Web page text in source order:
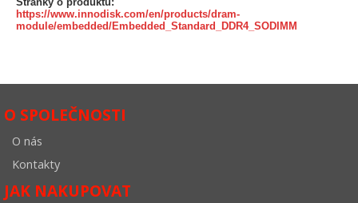
https://www.innodisk.com/en/products/dram-
module/embedded/Embedded_Standard_DDR4_SODIMM
O SPOLEČNOSTI
O nás
Kontakty
JAK NAKUPOVAT